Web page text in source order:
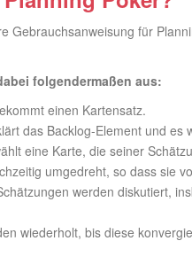
Gebrauchsanweisung für
folgendermaßen aus:
einen Kartensatz.
das Backlog-Element und es
eine Karte, die seiner
umgedreht, so dass sie
werden diskutiert,
wiederholt, bis diese